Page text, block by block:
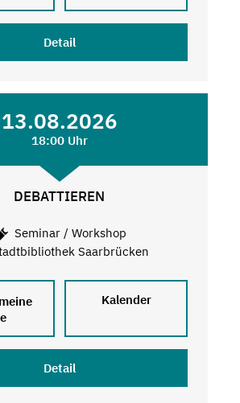
Detail
13.08.2026
18:00 Uhr
DEBATTIEREN
Seminar / Workshop
Saarbrücken
Kalender
Detail